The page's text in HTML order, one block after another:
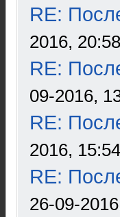
RE:
2016, 20:58
RE:
09-2016,
RE:
2016, 15:54
RE:
26-09-